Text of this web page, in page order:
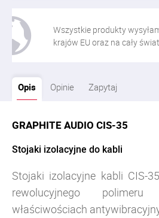
Wszystkie produkty
krajów EU oraz na cały świat
Opis Opinie Zapytaj
GRAPHITE AUDIO CIS-35
Stojaki izolacyjne do kabli
Stojaki izolacyjne kabli CIS-
rewolucyjnego
właściwościach